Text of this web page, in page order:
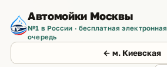
Автомойки Москвы
№1 в России · бесплатная электронная
очередь
← м. Киевская